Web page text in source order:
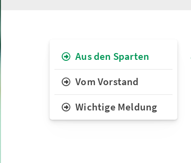
Aus den Sparten
Vom Vorstand
Wichtige Meldung